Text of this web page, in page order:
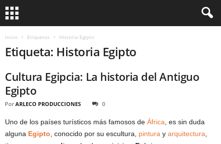
Inicio Etiquetas Historia Egipto
Etiqueta: Historia Egipto
Cultura Egipcia: La historia del Antiguo
Egipto
Por ARLECO PRODUCCIONES 0
Uno de los países turísticos más famosos de África , es sin duda
alguna Egipto , conocido por su escultura, pintura y arquitectura